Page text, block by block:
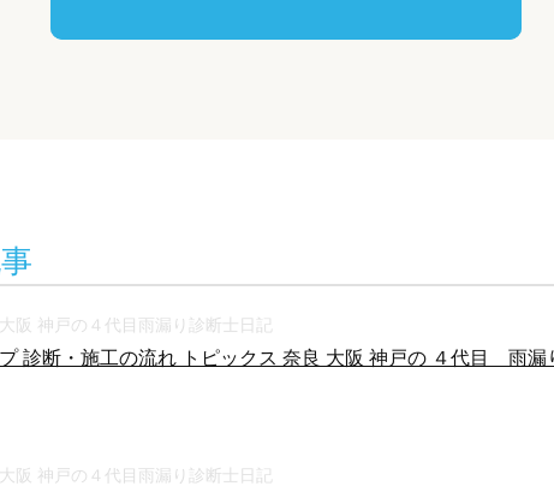
阪 神戸の４代目雨漏り診断士日記
プ 診断・施工の流れ トピックス 奈良 大阪 神戸の ４代目 雨漏
阪 神戸の４代目雨漏り診断士日記